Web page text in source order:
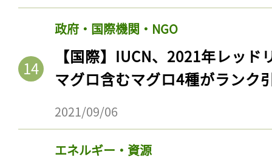
政府・国際機関・NGO
【国際】IUCN、2021年レッ
マグロ含むマグロ4種がランク
2021/09/06
エネルギー・資源